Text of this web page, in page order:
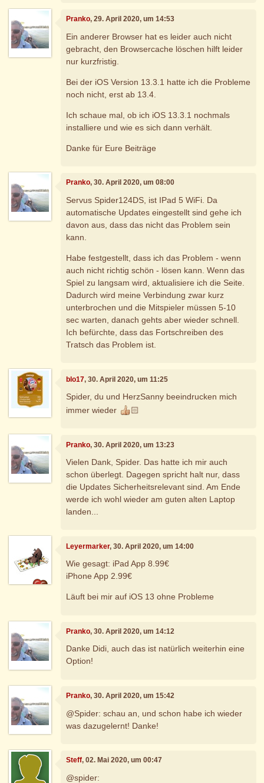
Pranko, 29. April 2020, um 14:53
Ein anderer Browser hat es leider auch nicht
gebracht, den Browsercache löschen hilft leider
nur kurzfristig.
Bei der iOS Version 13.3.1 hatte ich die Probleme
noch nicht, erst ab 13.4.
Ich schaue mal, ob ich iOS 13.3.1 nochmals
installiere und wie es sich dann verhält.
Danke für Eure Beiträge
Pranko, 30. April 2020, um 08:00
Servus Spider124DS, ist IPad 5 WiFi. Da
automatische Updates eingestellt sind gehe ich
davon aus, dass das nicht das Problem sein
kann.
Habe festgestellt, dass ich das Problem - wenn
auch nicht richtig schön - lösen kann. Wenn das
Spiel zu langsam wird, aktualisiere ich die Seite.
Dadurch wird meine Verbindung zwar kurz
unterbrochen und die Mitspieler müssen 5-10
sec warten, danach gehts aber wieder schnell.
Ich befürchte, dass das Fortschreiben des
Tratsch das Problem ist.
blo17, 30. April 2020, um 11:25
Spider, du und HerzSanny beeindrucken mich
immer wieder
🏻
Pranko, 30. April 2020, um 13:23
Vielen Dank, Spider. Das hatte ich mir auch
schon überlegt. Dagegen spricht halt nur, dass
die Updates Sicherheitsrelevant sind. Am Ende
werde ich wohl wieder am guten alten Laptop
landen...
Leyermarker, 30. April 2020, um 14:00
Wie gesagt: iPad App 8.99€
iPhone App 2.99€
Läuft bei mir auf iOS 13 ohne Probleme
Pranko, 30. April 2020, um 14:12
Danke Didi, auch das ist natürlich weiterhin eine
Option!
Pranko, 30. April 2020, um 15:42
@Spider: schau an, und schon habe ich wieder
was dazugelernt! Danke!
Steff, 02. Mai 2020, um 00:47
@spider: